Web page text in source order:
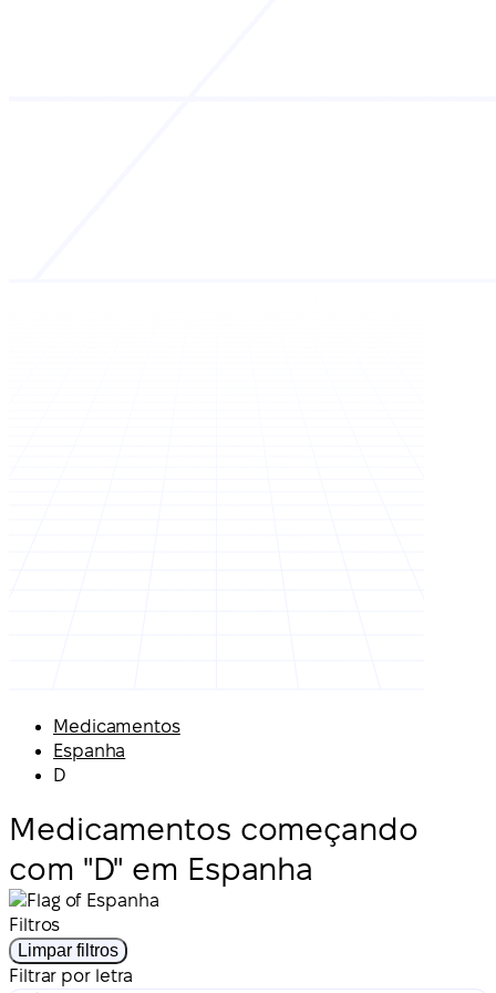
Medicamentos
Espanha
D
Medicamentos começando
com "D" em Espanha
Filtros
Limpar filtros
Filtrar por letra